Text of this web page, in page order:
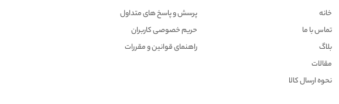
خانه
تماس با ما
بلاگ
مقالات
نحوه ارسال کالا
پرسش و پاسخ های متداول
حریم خصوصی کاربران
راهنمای قوانین و مقررات